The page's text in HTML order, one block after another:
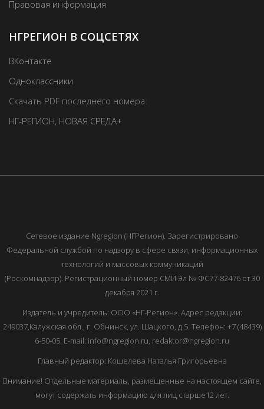
Правовая информация
НГРЕГИОН В СОЦСЕТЯХ
ВКонтакте
Одноклассники
Скачать PDF последнего номера:
НГ-РЕГИОН, НОВАЯ СРЕДА+
Сетевое издание Ngregion (НГРегион). Зарегистрировано
Федеральной службой по надзору в сфере связи, информационных
технологий и массовых коммуникаций
(Роскомнадзор). Регистрационный номер СМИ Эл № ФС77-82476 от 30
декабря 2021 г.
Издатель и учредитель: ООО «НГ-Регион». Адрес редакции:
249037,Калужская обл., г. Обнинск, ул. Шацкого, д.5. Телефон: +7 (48439)
6-50-05. E-mail: info@ngregion.ru, redaktor@ngregion.ru
Главный редактор: Кошелева Наталья Григорьевна
Внимание! Отдельные материалы, размещенные на настоящем сайте,
могут содержать информацию для лиц старше12 лет.